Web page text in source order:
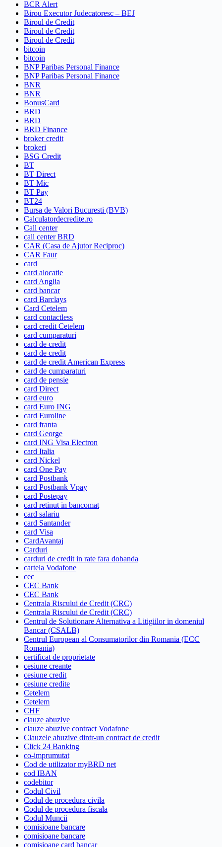
BCR Alert
Birou Executor Judecatoresc – BEJ
Biroul de Credit
Biroul de Credit
Biroul de Credit
bitcoin
bitcoin
BNP Paribas Personal Finance
BNP Paribas Personal Finance
BNR
BNR
BonusCard
BRD
BRD
BRD Finance
broker credit
brokeri
BSG Credit
BT
BT Direct
BT Mic
BT Pay
BT24
Bursa de Valori Bucuresti (BVB)
Calculatordecredite.ro
Call center
call center BRD
CAR (Casa de Ajutor Reciproc)
CAR Faur
card
card alocatie
card Anglia
card bancar
card Barclays
Card Cetelem
card contactless
card credit Cetelem
card cumparaturi
card de credit
card de credit
card de credit American Express
card de cumparaturi
card de pensie
card Direct
card euro
card Euro ING
card Euroline
card franta
card George
card ING Visa Electron
card Italia
card Nickel
card One Pay
card Postbank
card Postbank Vpay
card Postepay
card retinut in bancomat
card salariu
card Santander
card Visa
CardAvantaj
Carduri
carduri de credit in rate fara dobanda
cartela Vodafone
cec
CEC Bank
CEC Bank
Centrala Riscului de Credit (CRC)
Centrala Riscului de Credit (CRC)
Centrul de Solutionare Alternativa a Litigiilor in domeniul
Bancar (CSALB)
Centrul European al Consumatorilor din Romania (ECC
Romania)
certificat de proprietate
cesiune creante
cesiune credit
cesiune credite
Cetelem
Cetelem
CHF
clauze abuzive
clauze abuzive contract Vodafone
Clauzele abuzive dintr-un contract de credit
Click 24 Banking
co-imprumutat
Cod de utilizator myBRD net
cod IBAN
codebitor
Codul Civil
Codul de procedura civila
Codul de procedura fiscala
Codul Muncii
comisioane bancare
comisioane bancare
comisioane card bancar